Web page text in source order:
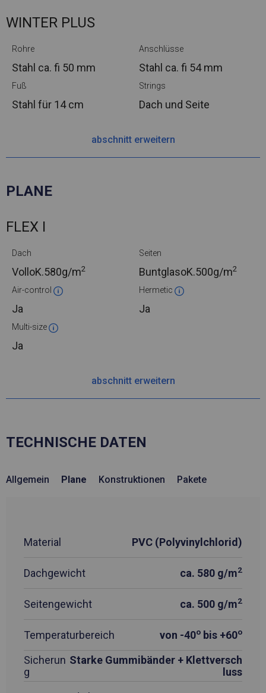
WINTER PLUS
Rohre
Stahl ca. fi 50 mm
Anschlüsse
Stahl ca. fi 54 mm
Fuß
Stahl für 14 cm
Strings
Dach und Seite
abschnitt erweitern
PLANE
FLEX I
Dach
VolloK.580g/m2
Seiten
BuntglasoK.500g/m2
Air-control
Ja
Hermetic
Ja
Multi-size
Ja
abschnitt erweitern
TECHNISCHE DATEN
Allgemein Plane Konstruktionen Pakete
Material PVC (Polyvinylchlorid)
Dachgewicht ca. 580 g/m2
Seitengewicht ca. 500 g/m2
Temperaturbereich von -40o bis +60o
Sicherun
g
Starke Gummibänder + Klettversch
luss